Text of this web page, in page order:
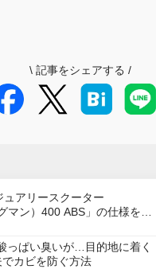
\ 記事をシェアする /
アリースクーター
マン）400 ABS」の仕様を変
っぱい臭いが…目的地に着く
でカビを防ぐ方法